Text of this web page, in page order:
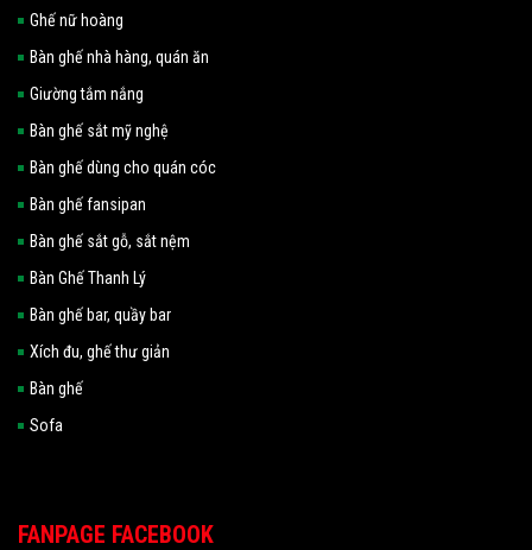
Ghế nữ hoàng
Bàn ghế nhà hàng, quán ăn
Giường tắm nắng
Bàn ghế sắt mỹ nghệ
Bàn ghế dùng cho quán cóc
Bàn ghế fansipan
Bàn ghế sắt gỗ, sắt nệm
Bàn Ghế Thanh Lý
Bàn ghế bar, quầy bar
Xích đu, ghế thư giản
Bàn ghế
Sofa
FANPAGE FACEBOOK